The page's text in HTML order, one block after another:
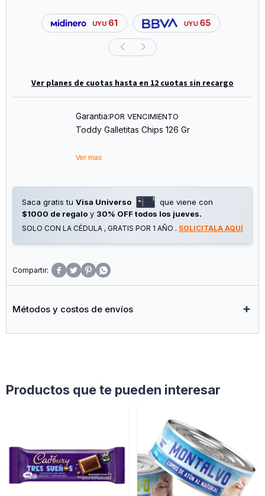
UYU 61 UYU 65
Ver planes de cuotas hasta en 12 cuotas sin recargo
Garantia:POR VENCIMIENTO
Toddy Galletitas Chips 126 Gr
Ver mas
Saca gratis tu Visa Universo
que viene con
$1000 de regalo y 30% OFF todos los jueves.
SOLO CON LA CÉDULA , GRATIS POR 1 AÑO . SOLICITALA AQUÍ
   
Métodos y costos de envíos
Productos que te pueden interesar